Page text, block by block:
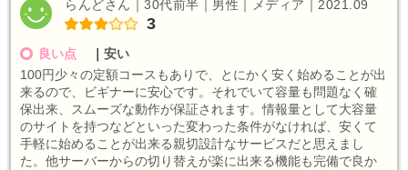
らんどさん｜30代前半｜男性｜メディア｜2021.09
3
良い点
安い
100円少々の定額コースもありで、とにかく安く始めることが出
来るので、ビギナーに安心です。それでいて容量も問題なく確
保出来、スムーズな動作が保証されます。情報量として大容量
のサイトを持つなどといった変わった条件がなければ、安くて
手軽に始めることが出来る親切設計なサービスだと思えまし
た。他サーバーからの切り替えが楽に出来る機能も完備で良か